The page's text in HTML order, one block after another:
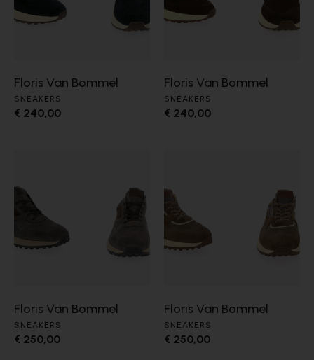
Floris Van Bommel
SNEAKERS
€ 240,00
Floris Van Bommel
SNEAKERS
€ 240,00
Floris Van Bommel
SNEAKERS
€ 250,00
Floris Van Bommel
SNEAKERS
€ 250,00